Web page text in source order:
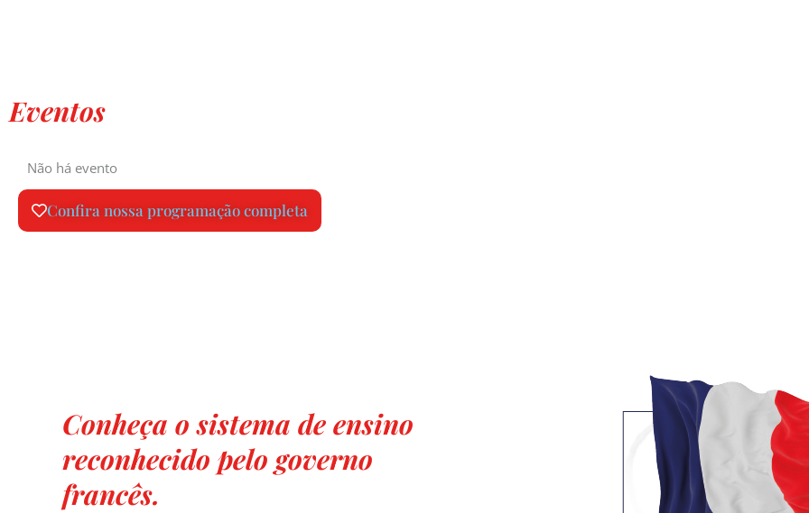
Eventos
Não há evento
Confira nossa programação completa
Conheça o sistema de ensino
reconhecido pelo governo
francês.